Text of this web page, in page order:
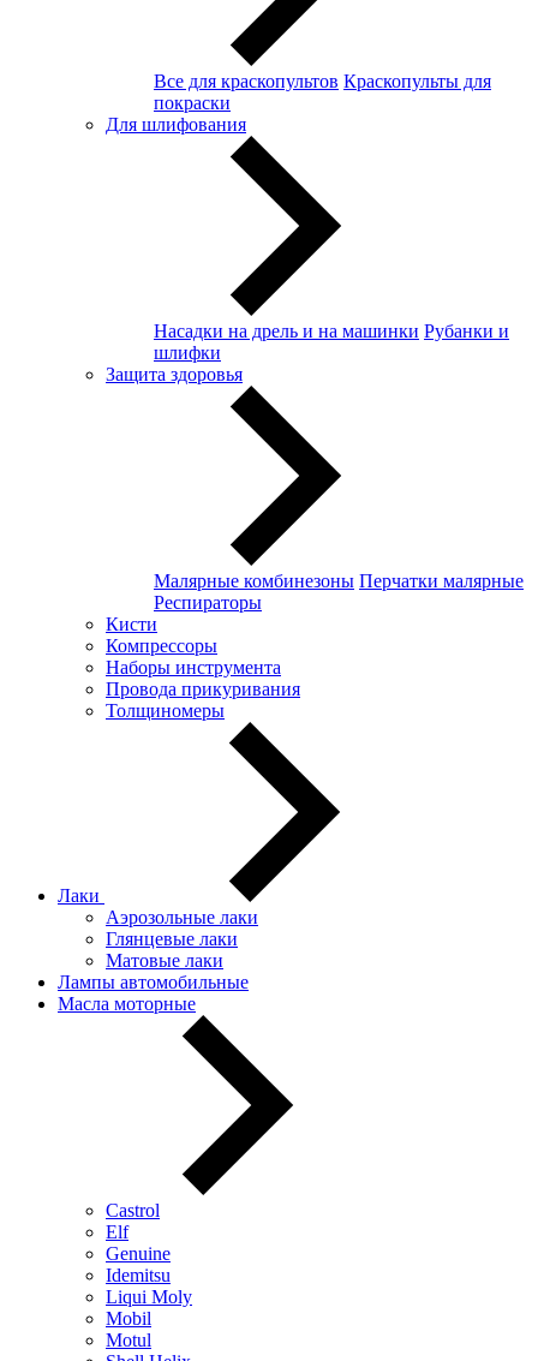
Все для краскопультов Краскопульты для
покраски
Для шлифования
Насадки на дрель и на машинки Рубанки и
шлифки
Защита здоровья
Малярные комбинезоны Перчатки малярные
Респираторы
Кисти
Компрессоры
Наборы инструмента
Провода прикуривания
Толщиномеры
Лаки
Аэрозольные лаки
Глянцевые лаки
Матовые лаки
Лампы автомобильные
Масла моторные
Castrol
Elf
Genuine
Idemitsu
Liqui Moly
Mobil
Motul